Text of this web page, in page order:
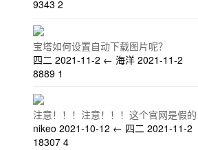
9343 2
宝塔如何设置自动下载图片呢？
四二 2021-11-2 ← 海洋 2021-11-2
8889 1
注意！！！注意！！！这个官网是假的
nikeo 2021-10-12 ← 四二 2021-11-2
18307 4